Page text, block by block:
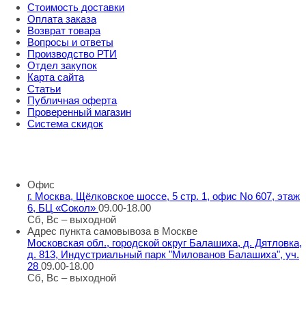
Стоимость доставки
Оплата заказа
Возврат товара
Вопросы и ответы
Производство РТИ
Отдел закупок
Карта сайта
Статьи
Публичная оферта
Проверенный магазин
Система скидок
Офис
г. Москва, Щёлковское шоссе, 5 стр. 1, офис No 607, этаж
6, БЦ «Сокол» 09.00-18.00
Сб, Вс – выходной
Адрес пункта самовывоза в Москве
Московская обл., городской округ Балашиха, д. Дятловка,
д. 813, Индустриальный парк "Милованов Балашиха", уч.
28 09.00-18.00
Сб, Вс – выходной